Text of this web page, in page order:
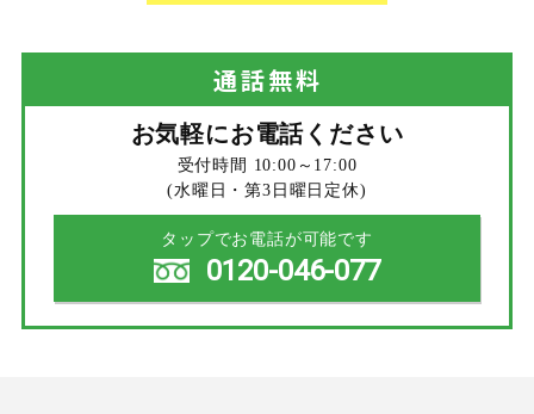
通話無料
お気軽にお電話ください
受付時間 10:00～17:00
(水曜日・第3日曜日定休)
タップでお電話が可能です
0120-046-077